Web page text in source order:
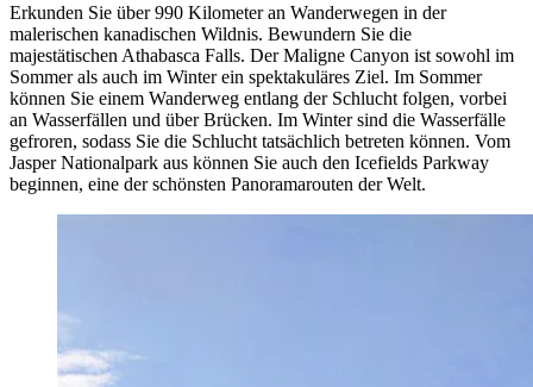
Erkunden Sie über 990 Kilometer an Wanderwegen in der
malerischen kanadischen Wildnis. Bewundern Sie die
majestätischen Athabasca Falls. Der Maligne Canyon ist sowohl im
Sommer als auch im Winter ein spektakuläres Ziel. Im Sommer
können Sie einem Wanderweg entlang der Schlucht folgen, vorbei
an Wasserfällen und über Brücken. Im Winter sind die Wasserfälle
gefroren, sodass Sie die Schlucht tatsächlich betreten können. Vom
Jasper Nationalpark aus können Sie auch den Icefields Parkway
beginnen, eine der schönsten Panoramarouten der Welt.